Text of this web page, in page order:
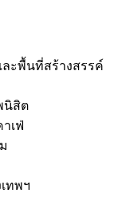
ะพื้นที่สร้างสรรค์
นิสิต
เฟ่
ทพฯ